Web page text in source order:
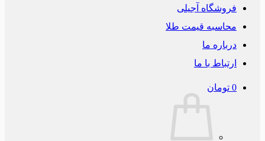
فروشگاه آجیلی
محاسبه قیمت طلا
درباره ما
ارتباط با ما
0 تومان